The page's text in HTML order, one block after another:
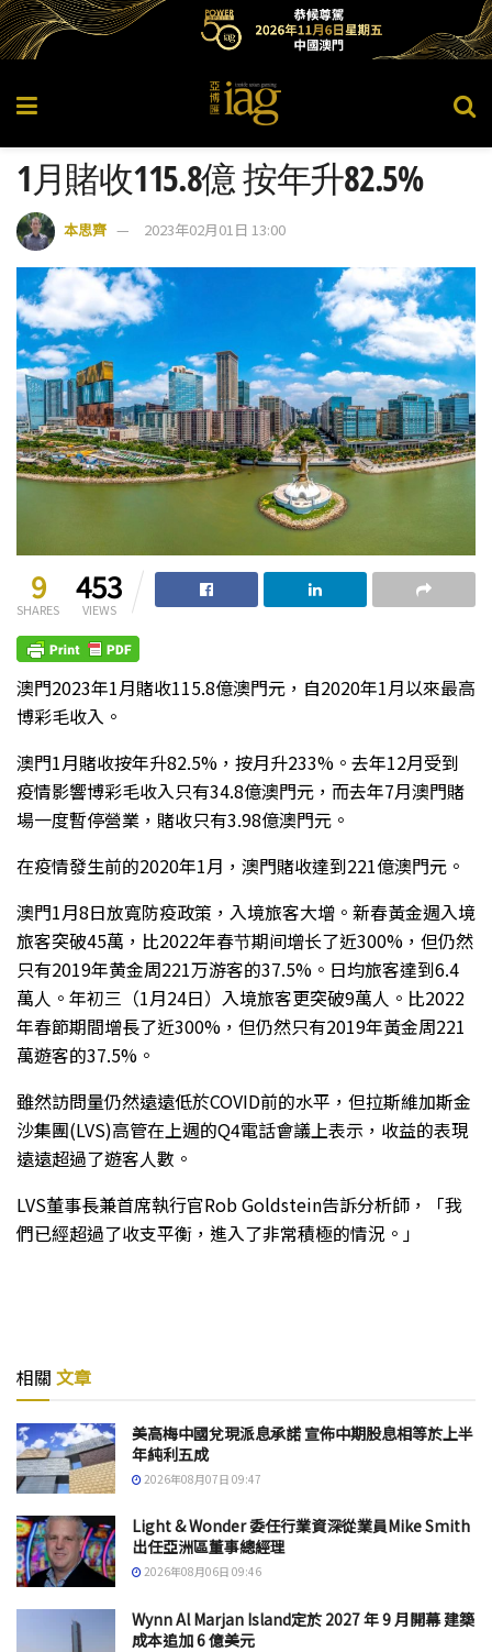
1月賭收115.8億 按年升82.5%
本思齊 2023年02月01日 13:00
9
SHARES
453
VIEWS
澳門2023年1月賭收115.8億澳門元，自2020年1月以來最高
博彩毛收入。
澳門1月賭收按年升82.5%，按月升233%。去年12月受到
疫情影響博彩毛收入只有34.8億澳門元，而去年7月澳門賭
場一度暫停營業，賭收只有3.98億澳門元。
在疫情發生前的2020年1月，澳門賭收達到221億澳門元。
澳門1月8日放寬防疫政策，入境旅客大增。新春黃金週入境
旅客突破45萬，比2022年春节期间增长了近300%，但仍然
只有2019年黄金周221万游客的37.5%。日均旅客達到6.4
萬人。年初三（1月24日）入境旅客更突破9萬人。比2022
年春節期間增長了近300%，但仍然只有2019年黃金周221
萬遊客的37.5%。
雖然訪問量仍然遠遠低於COVID前的水平，但拉斯維加斯金
沙集團(LVS)高管在上週的Q4電話會議上表示，收益的表現
遠遠超過了遊客人數。
LVS董事長兼首席執行官Rob Goldstein告訴分析師，「我
們已經超過了收支平衡，進入了非常積極的情況。」
相關 文章
美高梅中國兌現派息承諾 宣佈中期股息相等於上半
年純利五成
2026年08月07日 09:47
Light & Wonder 委任行業資深從業員Mike Smith
出任亞洲區董事總經理
2026年08月06日 09:46
Wynn Al Marjan Island定於 2027 年 9 月開幕 建築
成本追加 6 億美元